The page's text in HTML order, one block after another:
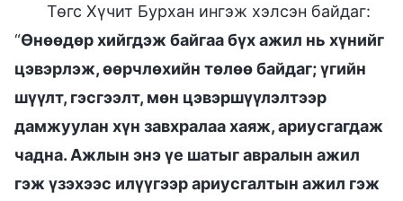
Төгс Хүчит Бурхан ингэж хэлсэн байдаг:
“Өнөөдөр хийгдэж байгаа бүх ажил нь хүнийг
цэвэрлэж, өөрчлөхийн төлөө байдаг; үгийн
шүүлт, гэсгээлт, мөн цэвэршүүлэлтээр
дамжуулан хүн завхралаа хаяж, ариусгагдаж
чадна. Ажлын энэ үе шатыг авралын ажил
гэж үзэхээс илүүгээр ариусгалтын ажил гэж